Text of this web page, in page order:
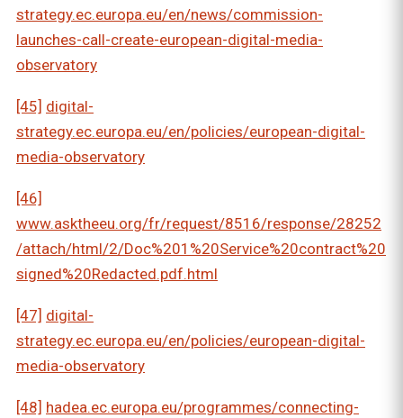
strategy.ec.europa.eu/en/news/commission-
launches-call-create-european-digital-media-
observatory
[45] digital-
strategy.ec.europa.eu/en/policies/european-digital-
media-observatory
[46]
www.asktheeu.org/fr/request/8516/response/28252
/attach/html/2/Doc%201%20Service%20contract%20
signed%20Redacted.pdf.html
[47] digital-
strategy.ec.europa.eu/en/policies/european-digital-
media-observatory
[48] hadea.ec.europa.eu/programmes/connecting-